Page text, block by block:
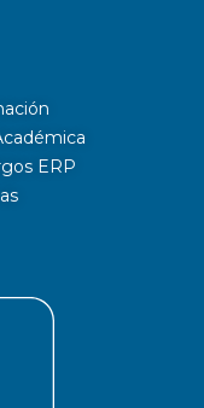
ERP